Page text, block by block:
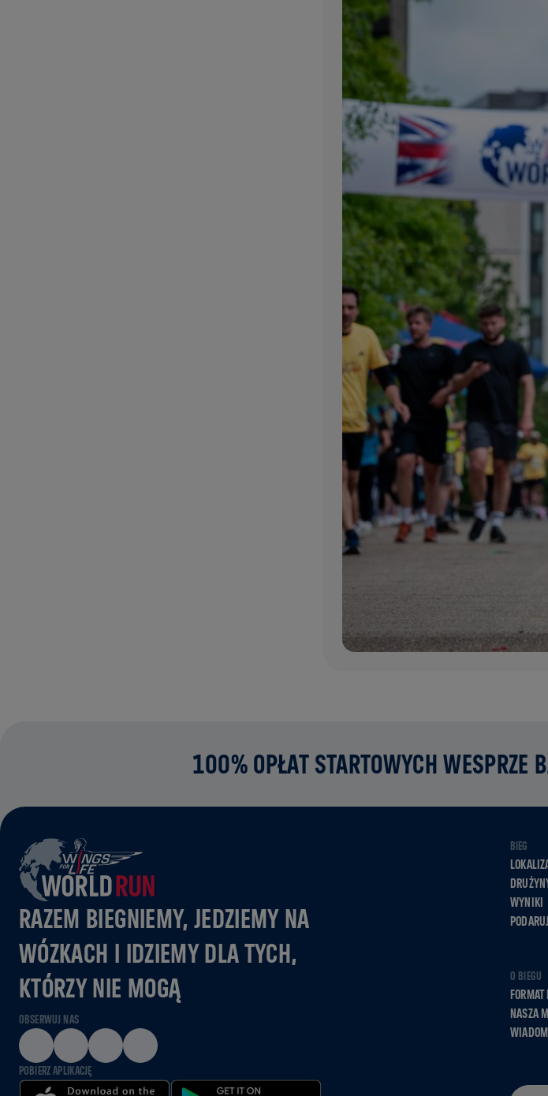
100% OPŁAT STARTOWYCH WESPRZE
RAZEM BIEGNIEMY, JEDZIEMY NA
WÓZKACH I IDZIEMY DLA TYCH,
KTÓRZY NIE MOGĄ
OBSERWUJ NAS
POBIERZ APLIKACJĘ
BIEG
WYNIKI
O BIEGU
FORMAT
NASZA